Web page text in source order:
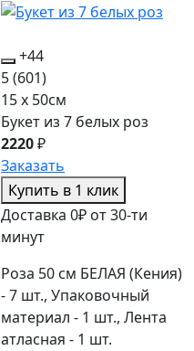
+44
5(601)
15 x 50см
Букет из 7 белых роз
2220₽
Заказать
Купить в 1 клик
Доставка 0₽ от 30-ти
минут
Роза 50 см БЕЛАЯ (Кения)
- 7 шт., Упаковочный
материал - 1 шт., Лента
атласная - 1 шт.